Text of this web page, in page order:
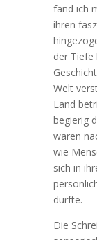
fand ich
ihren
der Tiefe
Welt
Land
begierig
waren
wie
sich in
durfte.
Die